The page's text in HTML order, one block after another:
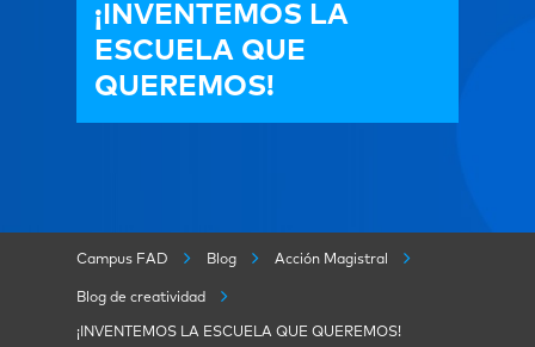
¡INVENTEMOS LA
ESCUELA QUE
QUEREMOS!
Campus FAD Blog Acción Magistral
Blog de creatividad
¡INVENTEMOS LA ESCUELA QUE QUEREMOS!